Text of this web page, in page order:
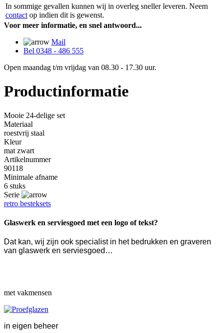
In sommige gevallen kunnen wij in overleg sneller leveren. Neem
contact op indien dit is gewenst.
Voor meer informatie, en snel antwoord...
Mail
Bel 0348 - 486 555
Open maandag t/m vrijdag van 08.30 - 17.30 uur.
Productinformatie
Mooie 24-delige set
Materiaal
roestvrij staal
Kleur
mat zwart
Artikelnummer
90118
Minimale afname
6 stuks
Serie
retro besteksets
Glaswerk en serviesgoed met een logo of tekst?
Dat kan, wij zijn ook specialist in het bedrukken en graveren
van glaswerk en serviesgoed…
met vakmensen
in eigen beheer